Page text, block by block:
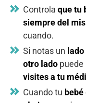
Controla que tu
siempre del
cuando.
Si notas un
otro lado puede
visites a tu
Cuando tu